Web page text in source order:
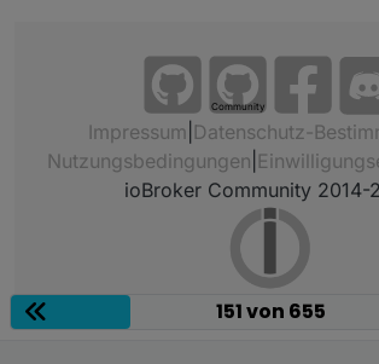
Community
Impressum Datenschutz-
Nutzungsbedingungen
ioBroker Community 2014-
151 von 655